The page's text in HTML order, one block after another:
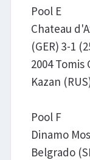
Pool E
Chateau
(GER) 3-1
2004
Kazan
Pool F
Dinamo
Belgrado